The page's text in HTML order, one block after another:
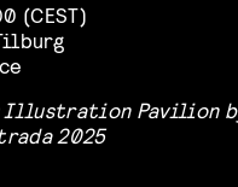
(CEST)
Illustration Pavilion
2025